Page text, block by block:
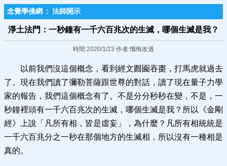
念覺學佛網 : 法師開示
淨土法門：一秒鐘有一千六百兆次的生滅，哪個生滅是我？
時間:2020/1/23 作者:懺悔改過
以前我們沒這個概念，看到經文囫圇吞棗，打馬虎就過去
了。現在我們讀了彌勒菩薩跟世尊的對話，讀了現在量子力學
家的報告，我們這個概念有了。不是分分秒秒在變，不是，一
秒鐘裡頭有一千六百兆次的生滅，哪個生滅是我？所以《金剛
經》上說「凡所有相，皆是虛妄」，為什麼？凡所有相統統是
一千六百兆分之一秒在那個地方的生滅相，所以沒有一種相是
真的。